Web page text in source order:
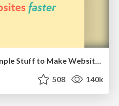
Let's Do A Bunch of Simple Stuff to Make Websites Faster
508 140k